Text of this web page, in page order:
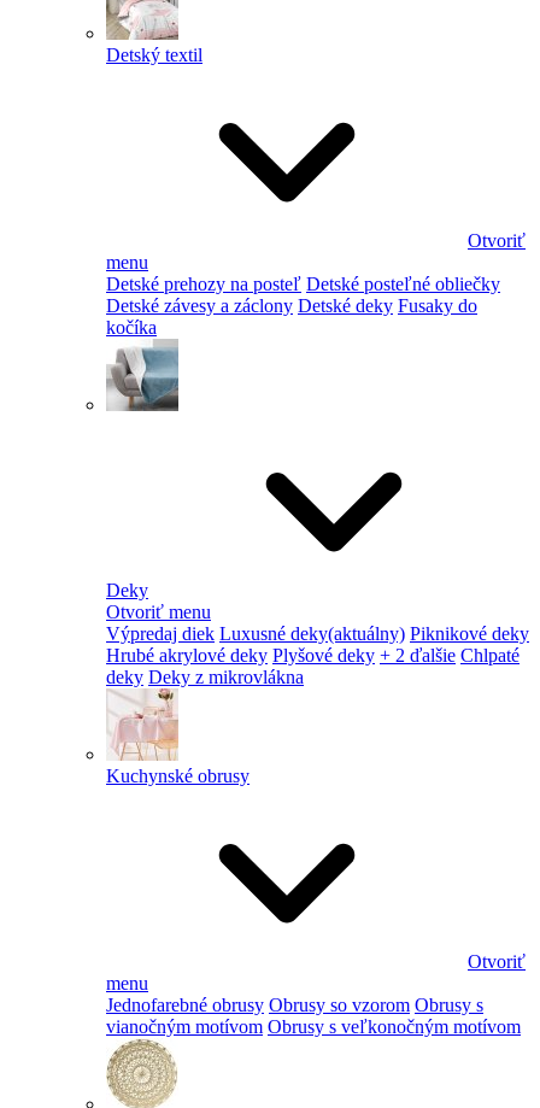
Detský textil
Otvoriť
menu
Detské prehozy na posteľ Detské posteľné obliečky
Detské závesy a záclony Detské deky Fusaky do
kočíka
Deky
Otvoriť menu
Výpredaj diek Luxusné deky(aktuálny) Piknikové deky
Hrubé akrylové deky Plyšové deky + 2 ďalšie Chlpaté
deky Deky z mikrovlákna
Kuchynské obrusy
Otvoriť
menu
Jednofarebné obrusy Obrusy so vzorom Obrusy s
vianočným motívom Obrusy s veľkonočným motívom